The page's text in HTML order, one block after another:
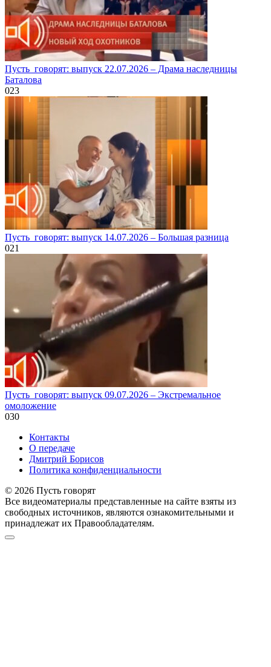
Пусть_говорят: выпуск 22.07.2026 – Драма наследницы
Баталова
023
Пусть_говорят: выпуск 14.07.2026 – Большая разница
021
Пусть_говорят: выпуск 09.07.2026 – Экстремальное
омоложение
030
Контакты
О передаче
Дмитрий Борисов
Политика конфиденциальности
© 2026 Пусть говорят
Все видеоматериалы представленные на сайте взяты из
свободных источников, являются ознакомительными и
принадлежат их Правообладателям.